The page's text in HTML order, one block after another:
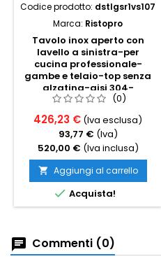
Codice prodotto: dstlgsr1vs107
Marca: Ristopro
Tavolo inox aperto con
lavello a sinistra-per
cucina professionale-
gambe e telaio-top senza
alzatina-aisi 304-
cm100x70x85h
(0)
426,23 € (Iva esclusa)
93,77 € (Iva)
520,00 € (Iva inclusa)
 Aggiungi al carrello
 Acquista!
Commenti (0)